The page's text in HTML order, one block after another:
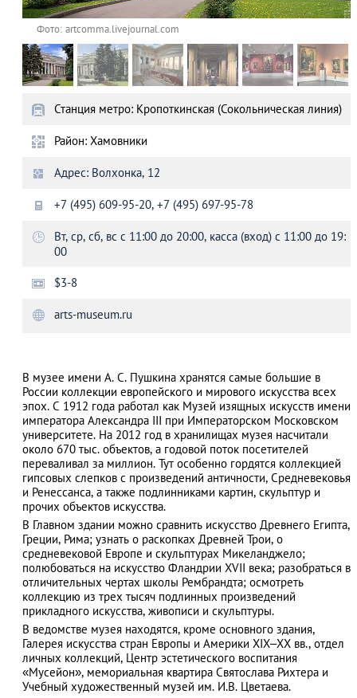
Фото: artcomma.livejournal.com
Станция метро: Кропоткинская (Сокольническая линия)
Район: Хамовники
Адрес: Волхонка, 12
+7 (495) 609-95-20, +7 (495) 697-95-78
Вт, ср, сб, вс с 11:00 до 20:00, касса (вход) с 11:00 до 19:
00
$3-8
arts-museum.ru
В музее имени А. С. Пушкина хранятся самые большие в
России коллекции европейского и мирового искусства всех
эпох. С 1912 года работал как Музей изящных искусств имени
императора Александра III при Императорском Московском
университете. На 2012 год в хранилищах музея насчитали
около 670 тыс. объектов, а годовой поток посетителей
переваливал за миллион. Тут особенно гордятся коллекцией
гипсовых слепков с произведений античности, Средневековья
и Ренессанса, а также подлинниками картин, скульптур и
прочих объектов искусства.
В Главном здании можно сравнить искусство Древнего Египта,
Греции, Рима; узнать о раскопках Древней Трои, о
средневековой Европе и скульптурах Микеланджело;
полюбоваться на искусство Фландрии XVII века; разобраться в
отличительных чертах школы Рембрандта; осмотреть
коллекцию из трех тысяч подлинных произведений
прикладного искусства, живописи и скульптуры.
В ведомстве музея находятся, кроме основного здания,
Галерея искусства стран Европы и Америки XIX–XX вв., отдел
личных коллекций, Центр эстетического воспитания
«Мусейон», мемориальная квартира Святослава Рихтера и
Учебный художественный музей им. И.В. Цветаева.